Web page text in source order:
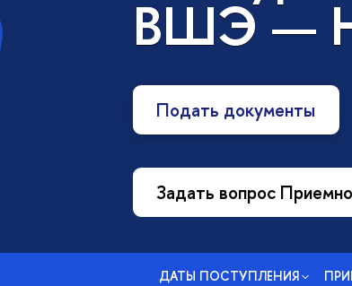
ВШЭ —
Подать документы
Задать вопрос
ДАТЫ ПОСТУПЛЕНИЯ